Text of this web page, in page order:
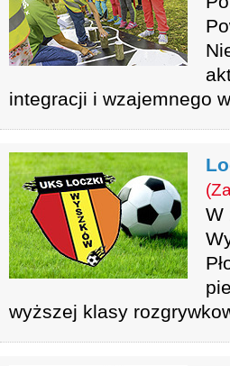
integracji i wzajemnego
W
wyższej klasy